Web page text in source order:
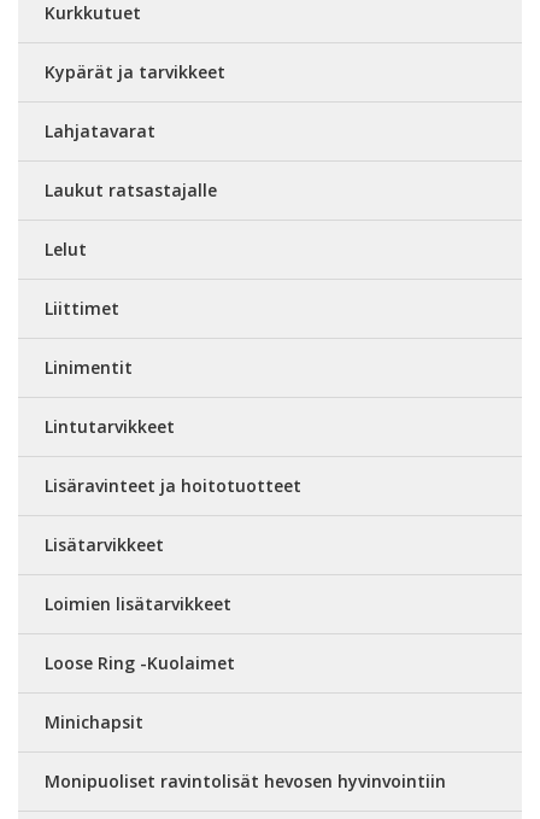
Kurkkutuet
Kypärät ja tarvikkeet
Lahjatavarat
Laukut ratsastajalle
Lelut
Liittimet
Linimentit
Lintutarvikkeet
Lisäravinteet ja hoitotuotteet
Lisätarvikkeet
Loimien lisätarvikkeet
Loose Ring -Kuolaimet
Minichapsit
Monipuoliset ravintolisät hevosen hyvinvointiin